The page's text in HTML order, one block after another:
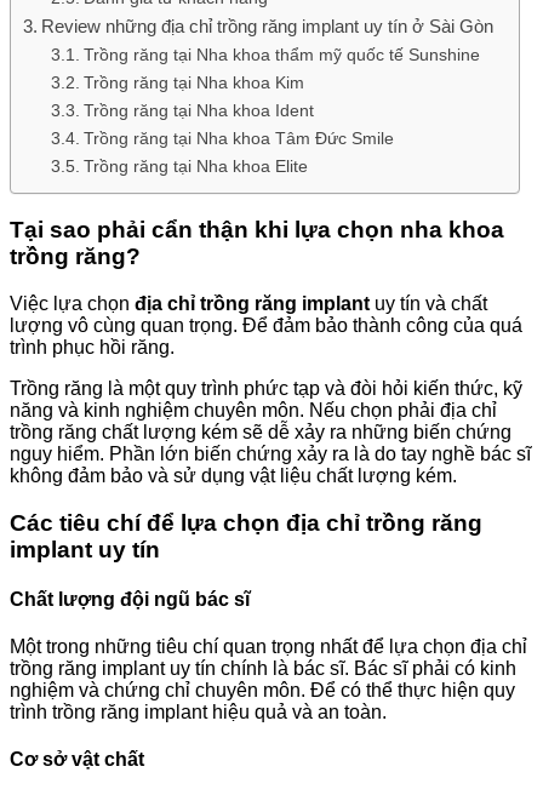
Review những địa chỉ trồng răng implant uy tín ở Sài Gòn
Trồng răng tại Nha khoa thẩm mỹ quốc tế Sunshine
Trồng răng tại Nha khoa Kim
Trồng răng tại Nha khoa Ident
Trồng răng tại Nha khoa Tâm Đức Smile
Trồng răng tại Nha khoa Elite
Tại sao phải cẩn thận khi lựa chọn nha khoa
trồng răng?
Việc lựa chọn địa chỉ trồng răng implant uy tín và chất
lượng vô cùng quan trọng. Để đảm bảo thành công của quá
trình phục hồi răng.
Trồng răng là một quy trình phức tạp và đòi hỏi kiến thức, kỹ
năng và kinh nghiệm chuyên môn. Nếu chọn phải địa chỉ
trồng răng chất lượng kém sẽ dễ xảy ra những biến chứng
nguy hiểm. Phần lớn biến chứng xảy ra là do tay nghề bác sĩ
không đảm bảo và sử dụng vật liệu chất lượng kém.
Các tiêu chí để lựa chọn địa chỉ trồng răng
implant uy tín
Chất lượng đội ngũ bác sĩ
Một trong những tiêu chí quan trọng nhất để lựa chọn địa chỉ
trồng răng implant uy tín chính là bác sĩ. Bác sĩ phải có kinh
nghiệm và chứng chỉ chuyên môn. Để có thể thực hiện quy
trình trồng răng implant hiệu quả và an toàn.
Cơ sở vật chất